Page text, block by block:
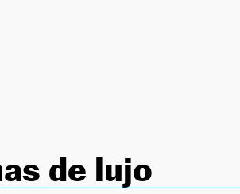
de lujo